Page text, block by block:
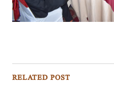
RELATED POST